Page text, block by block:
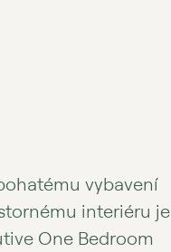
vybavení
interiéru je
One Bedroom